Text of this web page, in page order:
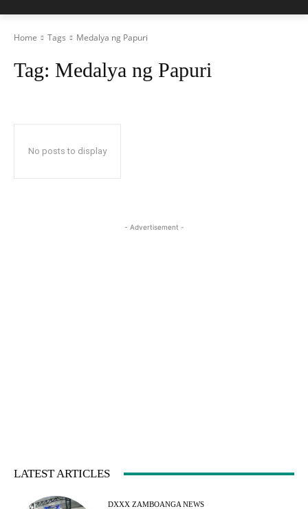
Home Tags Medalya ng Papuri
Tag: Medalya ng Papuri
No posts to display
- Advertisement -
LATEST ARTICLES
DXXX ZAMBOANGA NEWS